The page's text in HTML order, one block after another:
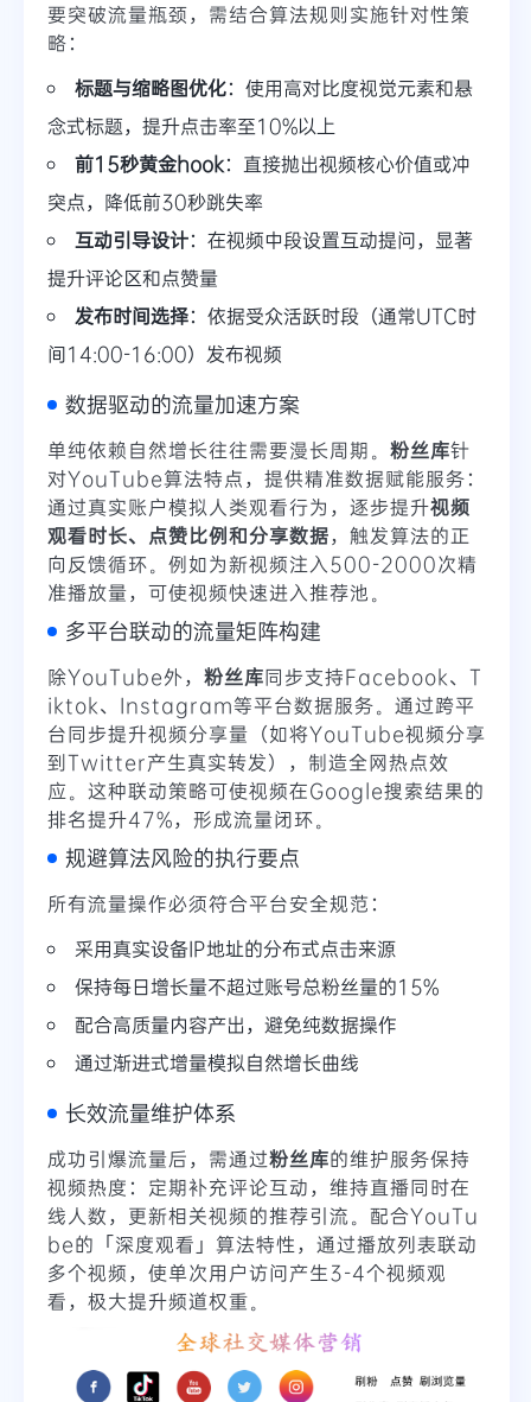
要突破流量瓶颈，需结合算法规则实施针对性策
略：
标题与缩略图优化：使用高对比度视觉元素和悬
念式标题，提升点击率至10%以上
前15秒黄金hook：直接抛出视频核心价值或冲
突点，降低前30秒跳失率
互动引导设计：在视频中段设置互动提问，显著
提升评论区和点赞量
发布时间选择：依据受众活跃时段（通常UTC时
间14:00-16:00）发布视频
数据驱动的流量加速方案
单纯依赖自然增长往往需要漫长周期。 粉丝库针
对YouTube算法特点，提供精准数据赋能服务：
通过真实账户模拟人类观看行为，逐步提升视频
观看时长、点赞比例和分享数据，触发算法的正
向反馈循环。例如为新视频注入500-2000次精
准播放量，可使视频快速进入推荐池。
多平台联动的流量矩阵构建
除YouTube外， 粉丝库同步支持Facebook、T
iktok、Instagram等平台数据服务。通过跨平
台同步提升视频分享量（如将YouTube视频分享
到Twitter产生真实转发），制造全网热点效
应。这种联动策略可使视频在Google搜索结果的
排名提升47%，形成流量闭环。
规避算法风险的执行要点
所有流量操作必须符合平台安全规范：
采用真实设备IP地址的分布式点击来源
保持每日增长量不超过账号总粉丝量的15%
配合高质量内容产出，避免纯数据操作
通过渐进式增量模拟自然增长曲线
长效流量维护体系
成功引爆流量后，需通过粉丝库的维护服务保持
视频热度：定期补充评论互动，维持直播同时在
线人数，更新相关视频的推荐引流。配合YouTu
be的「深度观看」算法特性，通过播放列表联动
多个视频，使单次用户访问产生3-4个视频观
看，极大提升频道权重。